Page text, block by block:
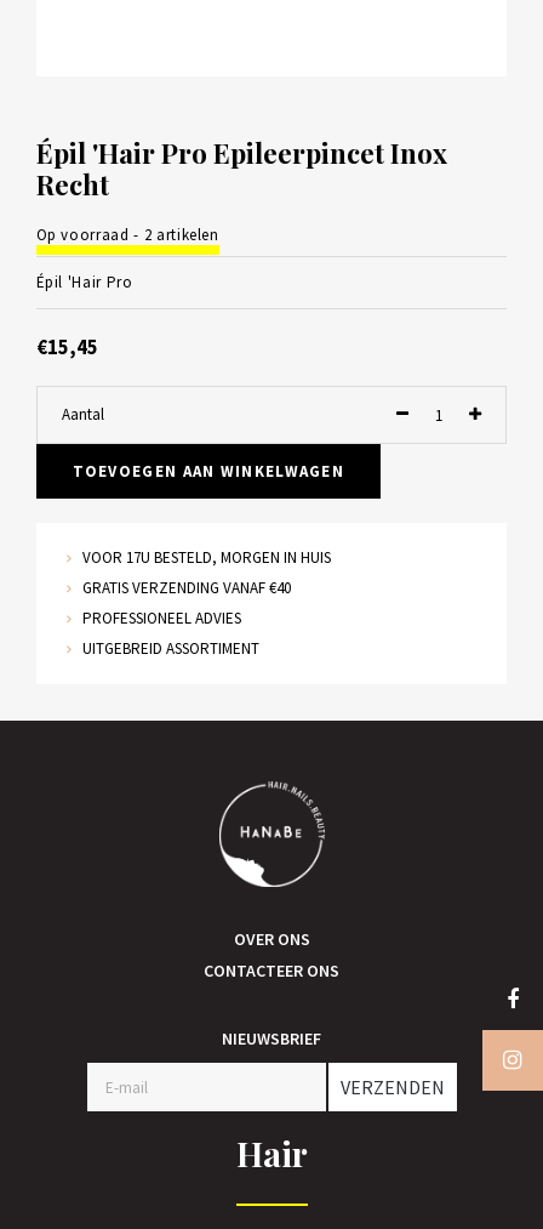
Épil 'Hair Pro Epileerpincet Inox
Recht
Op voorraad - 2 artikelen
Épil 'Hair Pro
€15,45
Aantal
TOEVOEGEN AAN WINKELWAGEN
VOOR 17U BESTELD, MORGEN IN HUIS
GRATIS VERZENDING VANAF €40
PROFESSIONEEL ADVIES
UITGEBREID ASSORTIMENT
OVER ONS
CONTACTEER ONS
NIEUWSBRIEF
VERZENDEN
Hair